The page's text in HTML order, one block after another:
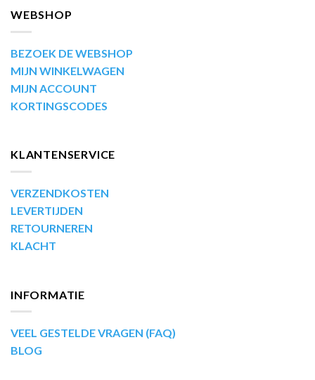
WEBSHOP
BEZOEK DE WEBSHOP
MIJN WINKELWAGEN
MIJN ACCOUNT
KORTINGSCODES
KLANTENSERVICE
VERZENDKOSTEN
LEVERTIJDEN
RETOURNEREN
KLACHT
INFORMATIE
VEEL GESTELDE VRAGEN (FAQ)
BLOG